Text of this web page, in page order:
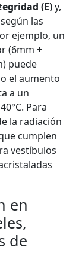
(E)y,
según las
ejemplo, un
(6mm +
puede
el aumento
a un
Para
la radiación
cumplen
vestíbulos
en
de